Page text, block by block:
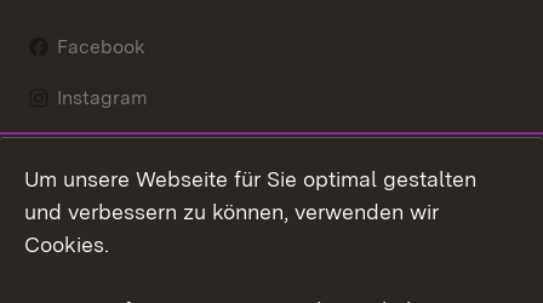
Facebook
Instagram
Mastodon
Youtube
Um unsere Webseite für Sie optimal gestalten
und verbessern zu können, verwenden wir
Cookies.